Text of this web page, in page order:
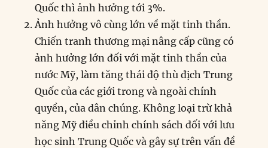
Quốc thì ảnh hưởng tới 3%.
Ảnh hưởng vô cùng lớn về mặt tinh thần.
Chiến tranh thương mại nâng cấp cũng có
ảnh hưởng lớn đối với mặt tinh thần của
nước Mỹ, làm tăng thái độ thù địch Trung
Quốc của các giới trong và ngoài chính
quyền, của dân chúng. Không loại trừ khả
năng Mỹ điều chỉnh chính sách đối với lưu
học sinh Trung Quốc và gây sự trên vấn đề